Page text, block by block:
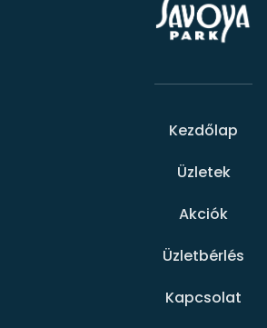
Kezdőlap
Üzletek
Akciók
Üzletbérlés
Kapcsolat